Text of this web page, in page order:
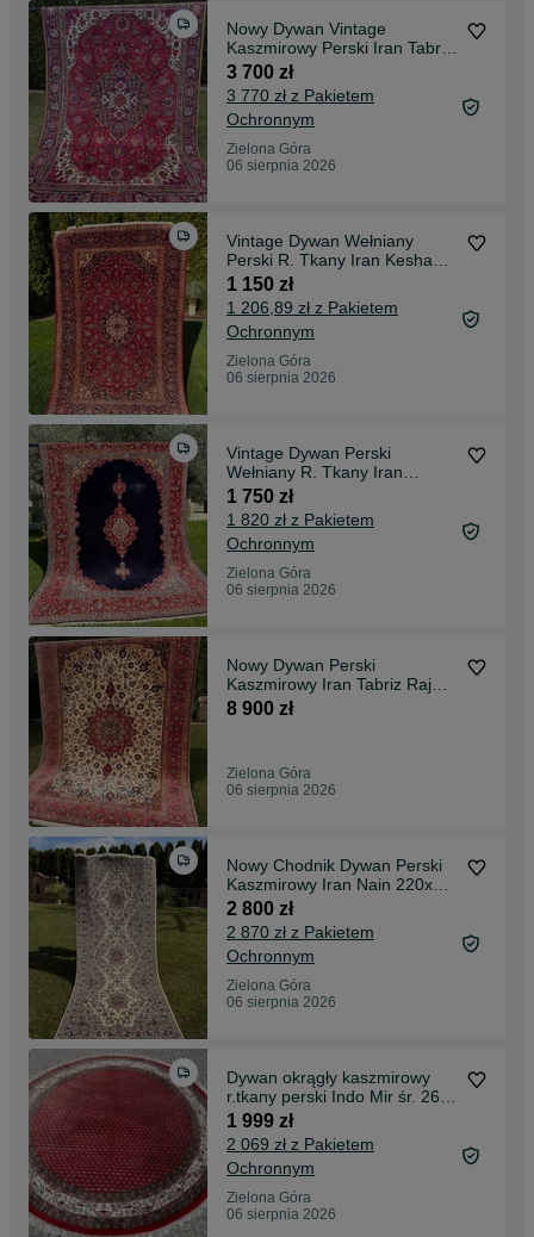
Nowy Dywan Vintage
Kaszmirowy Perski Iran Tabriz
335x235 NAJTANIEJ
3 700 zł
3 770 zł z Pakietem
Ochronnym
Zielona Góra
06 sierpnia 2026
Vintage Dywan Wełniany
Perski R. Tkany Iran Keshan
210x140 NAJTANIEJ w PL
1 150 zł
1 206,89 zł z Pakietem
Ochronnym
Zielona Góra
06 sierpnia 2026
Vintage Dywan Perski
Wełniany R. Tkany Iran
Keshan 340x245 gal.14 tys
1 750 zł
1 820 zł z Pakietem
Ochronnym
Zielona Góra
06 sierpnia 2026
Nowy Dywan Perski
Kaszmirowy Iran Tabriz Raj
350x250 sklep 40 tyś
8 900 zł
Zielona Góra
06 sierpnia 2026
Nowy Chodnik Dywan Perski
Kaszmirowy Iran Nain 220x90
sklep 22 tyś
2 800 zł
2 870 zł z Pakietem
Ochronnym
Zielona Góra
06 sierpnia 2026
Dywan okrągły kaszmirowy
r.tkany perski Indo Mir śr. 260
cm gal.12 tyś
1 999 zł
2 069 zł z Pakietem
Ochronnym
Zielona Góra
06 sierpnia 2026